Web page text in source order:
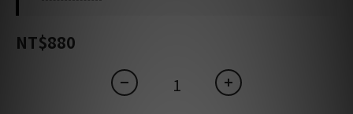
NT$880